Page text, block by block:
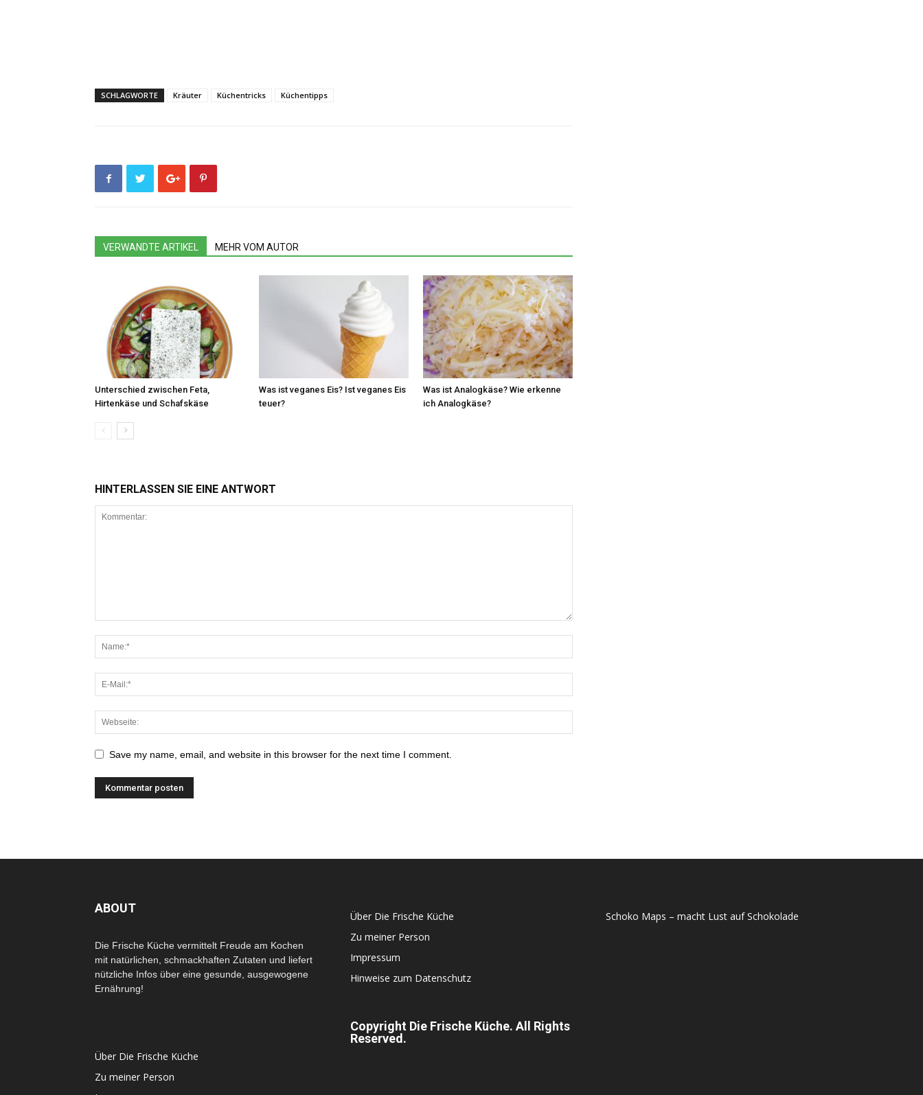
SCHLAGWORTE Kräuter Küchentricks Küchentipps
VERWANDTE ARTIKEL MEHR VOM AUTOR
Unterschied zwischen Feta,
Hirtenkäse und Schafskäse
Was ist veganes Eis? Ist veganes Eis
teuer?
Was ist Analogkäse? Wie erkenne
ich Analogkäse?
HINTERLASSEN SIE EINE ANTWORT
Save my name, email, and website in this browser for the next time I comment.
ABOUT
Die Frische Küche vermittelt Freude am Kochen
mit natürlichen, schmackhaften Zutaten und liefert
nützliche Infos über eine gesunde, ausgewogene
Ernährung!
Über Die Frische Küche
Zu meiner Person
Über Die Frische Küche
Zu meiner Person
Impressum
Hinweise zum Datenschutz
Copyright Die Frische Küche. All Rights
Reserved.
Schoko Maps – macht Lust auf Schokolade